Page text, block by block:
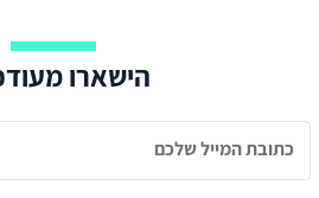
הישארו